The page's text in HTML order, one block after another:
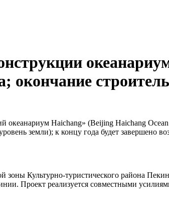
окончание
Haichang» (Beijing Haichang
земли); к концу года будет
Культурно-туристического района
Проект реализуется совместными